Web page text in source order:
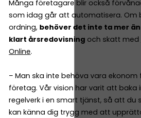
Många företagare blir också
som idag går att automatisera. Om
ordning, behöver det inte ta mer
klart årsredovisning och skatt med
Online.
– Man ska inte behöva vara
företag. Vår vision har varit att baka
regelverk i en smart tjänst, så att du
kan känna dig trygg med att